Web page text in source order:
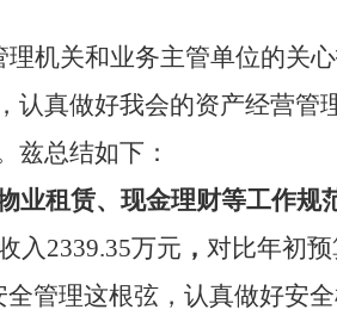
机关和业务主管单位的关
认真做好我会的资产经营
兹总结如下：
业租赁、现金理财等工作规
入2339.35万元 ， 对比年初预
管理这根弦，认真做好安